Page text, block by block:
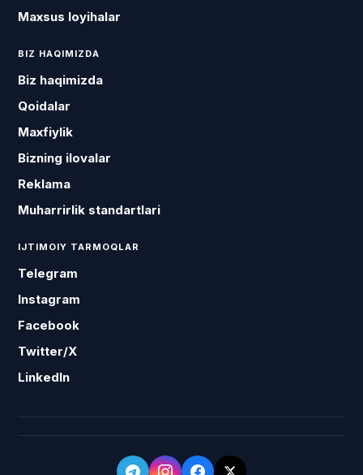
Maxsus loyihalar
BIZ HAQIMIZDA
Biz haqimizda
Qoidalar
Maxfiylik
Bizning ilovalar
Reklama
Muharrirlik standartlari
IJTIMOIY TARMOQLAR
Telegram
Instagram
Facebook
Twitter/X
LinkedIn